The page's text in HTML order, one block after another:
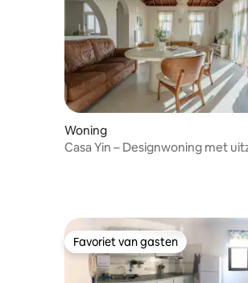
Woning
Casa Yin – Designwoning met
Favoriet van gasten
Favoriet van gasten